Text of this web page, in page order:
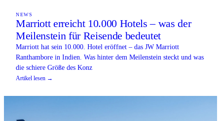
NEWS
Marriott erreicht 10.000 Hotels – was der
Meilenstein für Reisende bedeutet
Marriott hat sein 10.000. Hotel eröffnet – das JW Marriott
Ranthambore in Indien. Was hinter dem Meilenstein steckt und was
die schiere Größe des Konz
Artikel lesen →